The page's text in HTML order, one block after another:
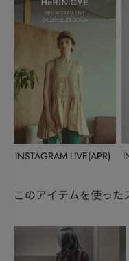
INSTAGRAM LIVE(APR)
このアイテムを使っ